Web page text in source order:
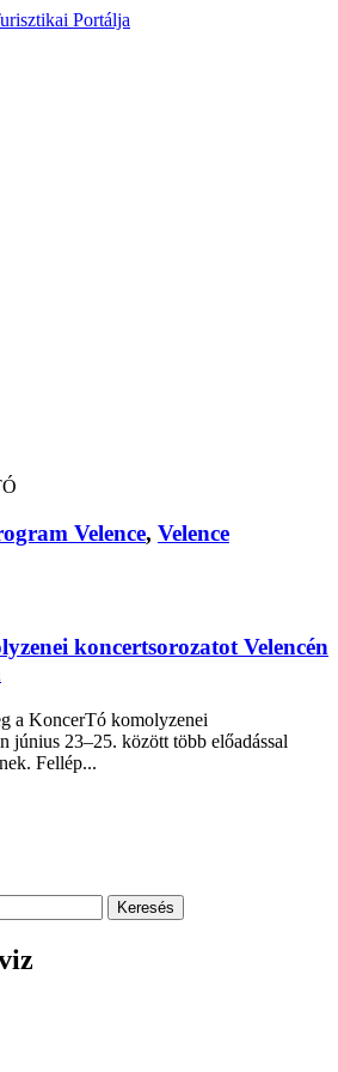
Velence, Velence
koncertsorozatot Velencén
a KoncerTó komolyzenei
június 23–25. között több előadással
Fellép...